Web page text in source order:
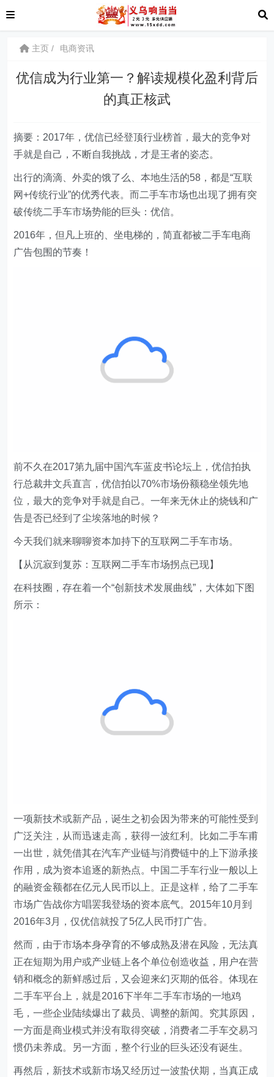
主页 电商资讯
优信成为行业第一？解读规模化盈利背后
的真正核武
摘要：2017年，优信已经登顶行业榜首，最大的竞争对
手就是自己，不断自我挑战，才是王者的姿态。
出行的滴滴、外卖的饿了么、本地生活的58，都是“互联
网+传统行业”的优秀代表。而二手车市场也出现了拥有突
破传统二手车市场势能的巨头：优信。
2016年，但凡上班的、坐电梯的，简直都被二手车电商
广告包围的节奏！
前不久在2017第九届中国汽车蓝皮书论坛上，优信拍执
行总裁井文兵直言，优信拍以70%市场份额稳坐领先地
位，最大的竞争对手就是自己。一年来无休止的烧钱和广
告是否已经到了尘埃落地的时候？
今天我们就来聊聊资本加持下的互联网二手车市场。
【从沉寂到复苏：互联网二手车市场拐点已现】
在科技圈，存在着一个“创新技术发展曲线”，大体如下图
所示：
一项新技术或新产品，诞生之初会因为带来的可能性受到
广泛关注，从而迅速走高，获得一波红利。比如二手车甫
一出世，就凭借其在汽车产业链与消费链中的上下游承接
作用，成为资本追逐的新热点。中国二手车行业一般以上
的融资金额都在亿元人民币以上。正是这样，给了二手车
市场广告战你方唱罢我登场的资本底气。2015年10月到
2016年3月，仅优信就投了5亿人民币打广告。
然而，由于市场本身孕育的不够成熟及潜在风险，无法真
正在短期为用户或产业链上各个单位创造收益，用户在营
销和概念的新鲜感过后，又会迎来幻灭期的低谷。体现在
二手车平台上，就是2016下半年二手车市场的一地鸡
毛，一些企业陆续爆出了裁员、调整的新闻。究其原因，
一方面是商业模式并没有取得突破，消费者二手车交易习
惯仍未养成。另一方面，整个行业的巨头还没有诞生。
再然后，新技术或新市场又经历过一波蛰伏期，当真正成